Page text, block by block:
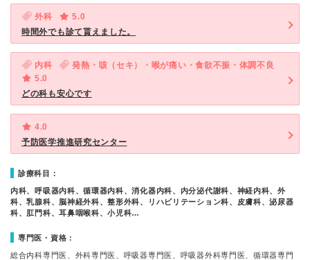
外科
5.0
時間外でも診て貰えました。
内科
発熱・咳（セキ）・喉が痛い・食欲不振・体調不良
5.0
どの科も安心です
4.0
予防医学推進研究センター
診療科目：
内科、呼吸器内科、循環器内科、消化器内科、内分泌代謝科、神経内科、外
科、乳腺科、脳神経外科、整形外科、リハビリテーション科、皮膚科、泌尿器
科、肛門科、耳鼻咽喉科、小児科…
専門医・資格：
総合内科専門医、外科専門医、呼吸器専門医、呼吸器外科専門医、循環器専門